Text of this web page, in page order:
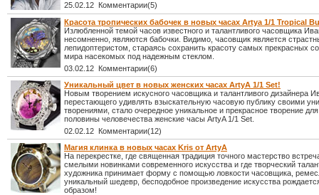
25.02.12 Комментарии(5)
Красота тропических бабочек в новых часах Artya 1/1 Tropical
Излюбленной темой часов известного и талантливого часовщика
несомненно, являются бабочки. Видимо, часовщик является
лепидоптеристом, стараясь сохранить красоту самых прекрасных
мира насекомых под надежным стеклом.
03.02.12 Комментарии(6)
Уникальный цвет в новых женских часах ArtyA 1/1 Set!
Новым творением искусного часовщика и талантливого дизайнера
перестающего удивлять взыскательную часовую публику своими
творениями, стало очередное уникальное и прекрасное творение
половины человечества женские часы ArtyA 1/1 Set.
02.02.12 Комментарии(12)
Магия клинка в новых часах Kris от ArtyA
На перекрестке, где священная традиция точного мастерство
смелыми новинками современного искусства и где творческий
художника принимает форму с помощью ловкости часовщика,
уникальный шедевр, бесподобное произведение искусства
образом!